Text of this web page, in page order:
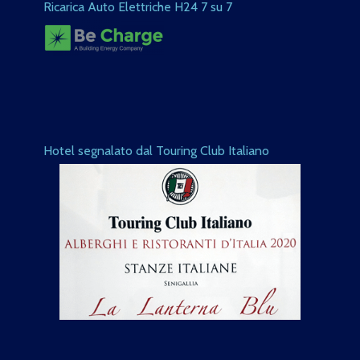
Ricarica Auto Elettriche H24 7 su 7
Hotel segnalato dal Touring Club Italiano